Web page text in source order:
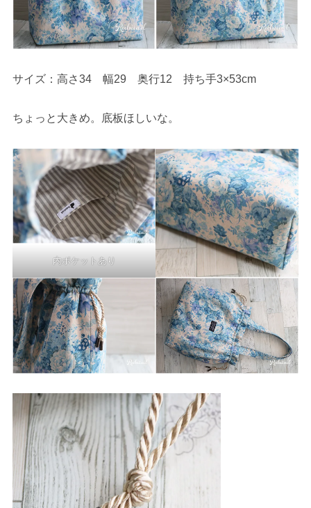
サイズ：高さ34 幅29 奥行12 持ち手3×53cm
ちょっと大きめ。底板ほしいな。
内ポケットあり